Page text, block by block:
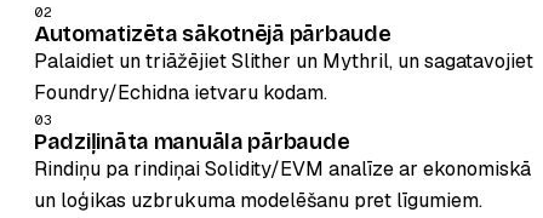
02
Automatizēta sākotnējā pārbaude
Palaidiet un triāžējiet Slither un Mythril, un sagatavojiet
Foundry/Echidna ietvaru kodam.
03
Padziļināta manuāla pārbaude
Rindiņu pa rindiņai Solidity/EVM analīze ar ekonomiskā
un loģikas uzbrukuma modelēšanu pret līgumiem.